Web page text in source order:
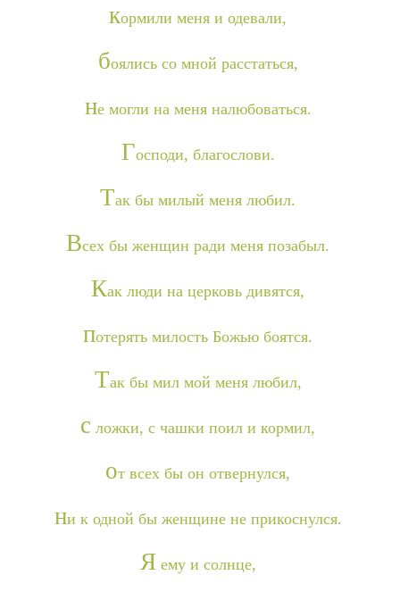
кормили меня и одевали,
боялись со мной расстаться,
не могли на меня налюбоваться.
Господи, благослови.
Так бы милый меня любил.
Всех бы женщин ради меня позабыл.
Как люди на церковь дивятся,
потерять милость Божью боятся.
Так бы мил мой меня любил,
с ложки, с чашки поил и кормил,
от всех бы он отвернулся,
ни к одной бы женщине не прикоснулся.
Я ему и солнце,